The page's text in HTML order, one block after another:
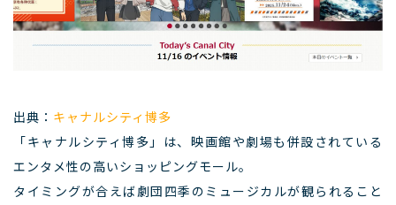
出典： キャナルシティ博多
「キャナルシティ博多」は、映画館や劇場も併設されている
エンタメ性の高いショッピングモール。
タイミングが合えば劇団四季のミュージカルが観られること